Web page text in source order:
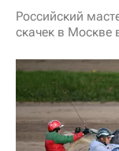
Российский
скачек в Москве